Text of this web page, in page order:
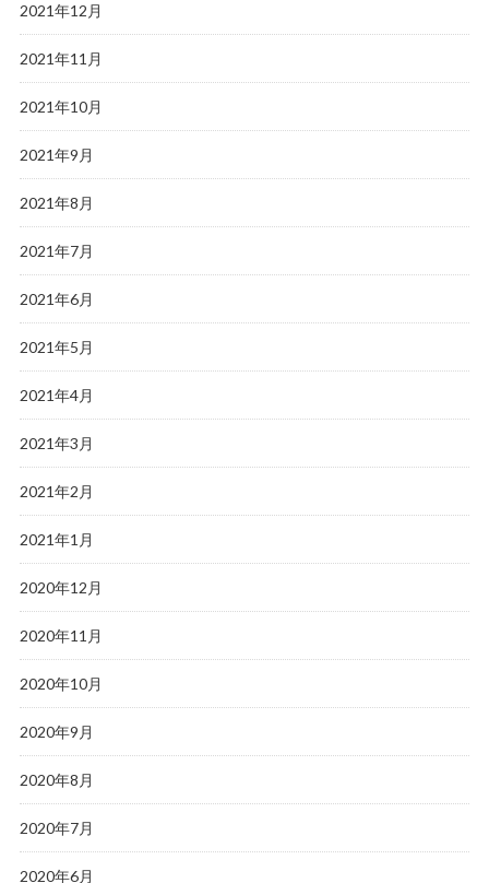
2021年12月
2021年11月
2021年10月
2021年9月
2021年8月
2021年7月
2021年6月
2021年5月
2021年4月
2021年3月
2021年2月
2021年1月
2020年12月
2020年11月
2020年10月
2020年9月
2020年8月
2020年7月
2020年6月